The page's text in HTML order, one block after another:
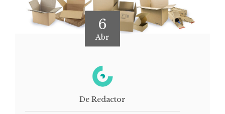
6
Abr
De Redactor